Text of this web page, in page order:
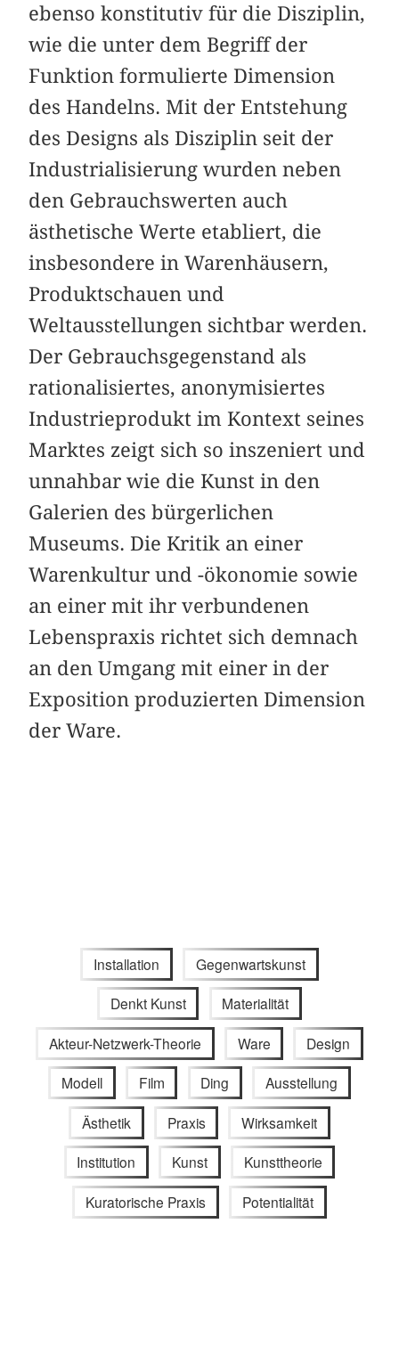
ebenso konstitutiv für die Disziplin,
wie die unter dem Begriff der
Funktion formulierte Dimension
des Handelns. Mit der Entstehung
des Designs als Disziplin seit der
Industrialisierung wurden neben
den Gebrauchswerten auch
ästhetische Werte etabliert, die
insbesondere in Warenhäusern,
Produktschauen und
Weltausstellungen sichtbar werden.
Der Gebrauchsgegenstand als
rationalisiertes, anonymisiertes
Industrieprodukt im Kontext seines
Marktes zeigt sich so inszeniert und
unnahbar wie die Kunst in den
Galerien des bürgerlichen
Museums. Die Kritik an einer
Warenkultur und -ökonomie sowie
an einer mit ihr verbundenen
Lebenspraxis richtet sich demnach
an den Umgang mit einer in der
Exposition produzierten Dimension
der Ware.
Installation Gegenwartskunst
Denkt Kunst Materialität
Akteur-Netzwerk-Theorie Ware Design
Modell Film Ding Ausstellung
Ästhetik Praxis Wirksamkeit
Institution Kunst Kunsttheorie
Kuratorische Praxis Potentialität